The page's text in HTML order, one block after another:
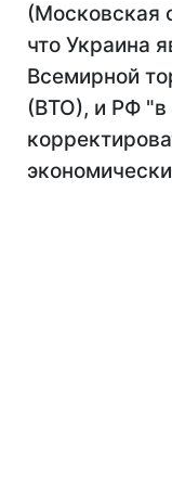
(Московская
что Украина
Всемирной
(ВТО), и РФ "в